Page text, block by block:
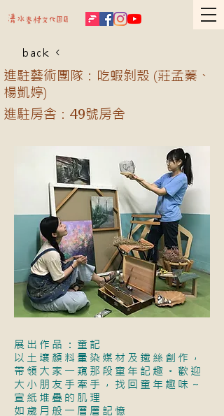
back
進駐藝術團隊：吃蝦剝殼 (莊孟蓁、
楊凱婷)
進駐房舎：49號房舍
展出作品：童記
以土壤顏料暈染媒材及鐵絲創作，
帶領大家一窺那段童年記趣。歡迎
大小朋友手牽手，找回童年趣味～
宣紙堆疊的肌理
如歲月般一層層記憶